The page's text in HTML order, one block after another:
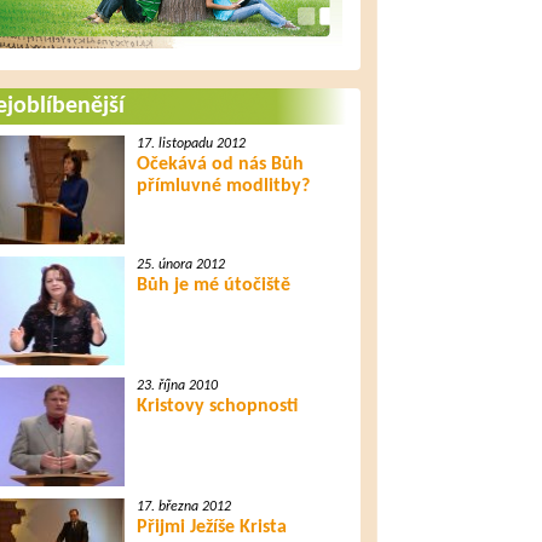
17. listopadu 2012
Očekává od nás Bůh
přímluvné modlitby?
25. února 2012
Bůh je mé útočiště
23. října 2010
Kristovy schopnosti
17. března 2012
Přijmi Ježíše Krista